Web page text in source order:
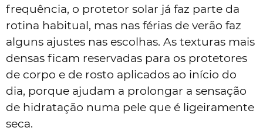
frequência, o protetor solar já faz parte da
rotina habitual, mas nas férias de verão faz
alguns ajustes nas escolhas. As texturas mais
densas ficam reservadas para os protetores
de corpo e de rosto aplicados ao início do
dia, porque ajudam a prolongar a sensação
de hidratação numa pele que é ligeiramente
seca.